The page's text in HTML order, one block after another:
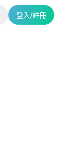
登入/註冊